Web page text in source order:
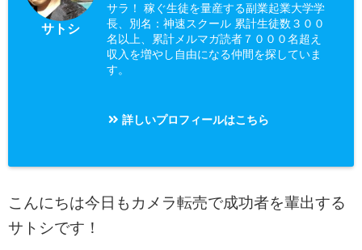
サトシ
サラ！ 稼ぐ生徒を量産する副業起業大学学
長、別名：神速スクール 累計生徒数３００
名以上、累計メルマガ読者７０００名超え
収入を増やし自由になる仲間を探していま
す。
詳しいプロフィールはこちら
こんにちは今日もカメラ転売で成功者を輩出する
サトシです！